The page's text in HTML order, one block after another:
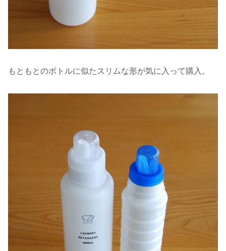
もともとのボトルに似たスリムな形が気に入って購入。